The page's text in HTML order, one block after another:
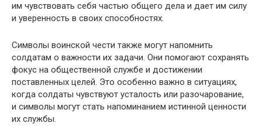
им чувствовать себя частью общего дела и дает им силу
и уверенность в своих способностях.
Символы воинской чести также могут напомнить
солдатам о важности их задачи. Они помогают сохранять
фокус на общественной службе и достижении
поставленных целей. Это особенно важно в ситуациях,
когда солдаты чувствуют усталость или разочарование,
и символы могут стать напоминанием истинной ценности
их службы.